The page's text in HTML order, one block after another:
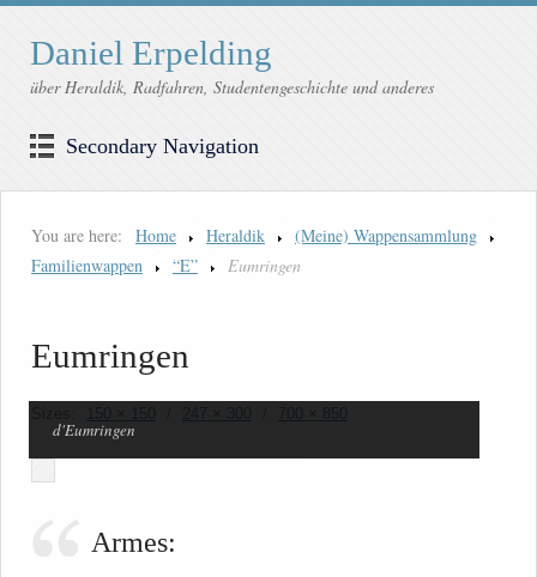
Daniel Erpelding
über Heraldik, Radfahren, Studentengeschichte und anderes
Secondary Navigation
You are here: Home Heraldik
(Meine) Wappensammlung
Familienwappen
“E” Eumringen
Eumringen
150 × 150 247 × 300 700 × 850
d'Eumringen
Armes: